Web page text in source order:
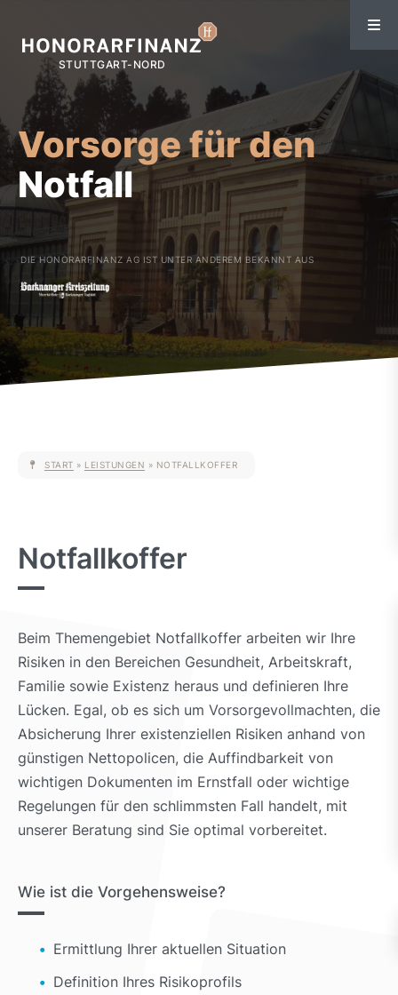
Vorsorge für den
Notfall
START » LEISTUNGEN » NOTFALLKOFFER
Notfallkoffer
Beim Themengebiet Notfallkoffer arbeiten wir Ihre
Risiken in den Bereichen Gesundheit, Arbeitskraft,
Familie sowie Existenz heraus und definieren Ihre
Lücken. Egal, ob es sich um Vorsorgevollmachten, die
Absicherung Ihrer existenziellen Risiken anhand von
günstigen Nettopolicen, die Auffindbarkeit von
wichtigen Dokumenten im Ernstfall oder wichtige
Regelungen für den schlimmsten Fall handelt, mit
unserer Beratung sind Sie optimal vorbereitet.
Wie ist die Vorgehensweise?
Ermittlung Ihrer aktuellen Situation
Definition Ihres Risikoprofils